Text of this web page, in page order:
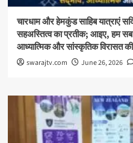
चारधाम और हेमकुंड साहिब यात्राएं
सहअस्तित्व का प्रतीक; आइए, हम
आध्यात्मिक और सांस्कृतिक विरासत की
swarajtv.com June 26, 2026